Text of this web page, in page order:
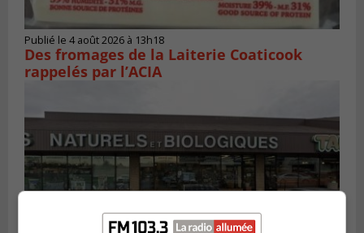
Publié le 4 août 2026 à 13h18
Des fromages de la Laiterie Coaticook
rappelés par l’ACIA